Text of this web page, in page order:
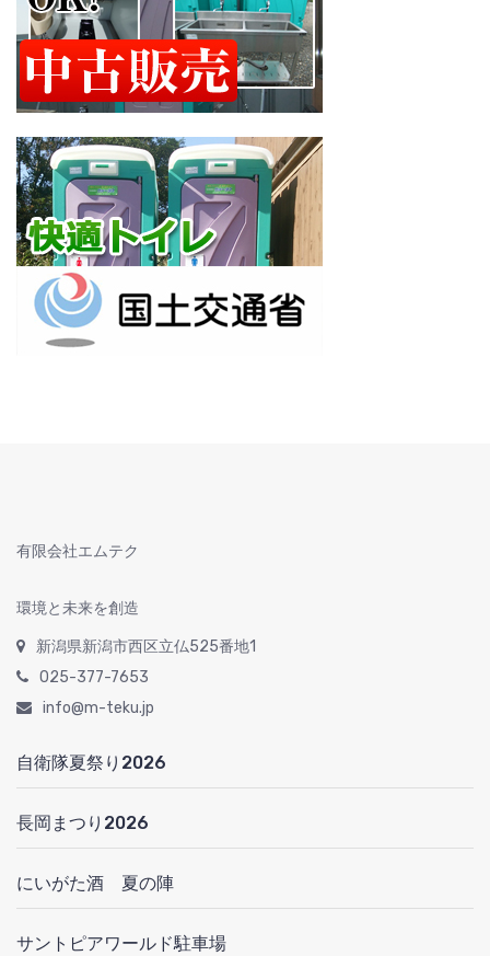
有限会社エムテク
環境と未来を創造
新潟県新潟市西区立仏525番地1
025-377-7653
info@m-teku.jp
自衛隊夏祭り2026
長岡まつり2026
にいがた酒 夏の陣
サントピアワールド駐車場